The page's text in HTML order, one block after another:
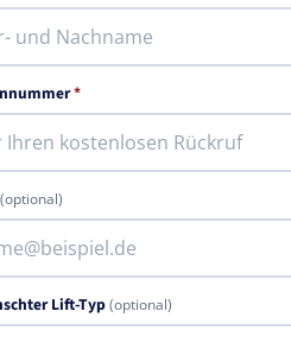
*
(optional)
Lift-Typ(optional)